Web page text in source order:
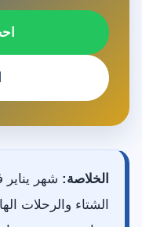
الخلاصة: شهر
الشتاء والرحلات